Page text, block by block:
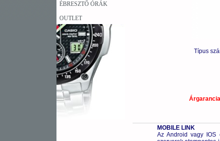
ÉBRESZTŐ ÓRÁK
OUTLET
Típus
Árgarancia
MOBILE LINK
Az Android vagy IOS